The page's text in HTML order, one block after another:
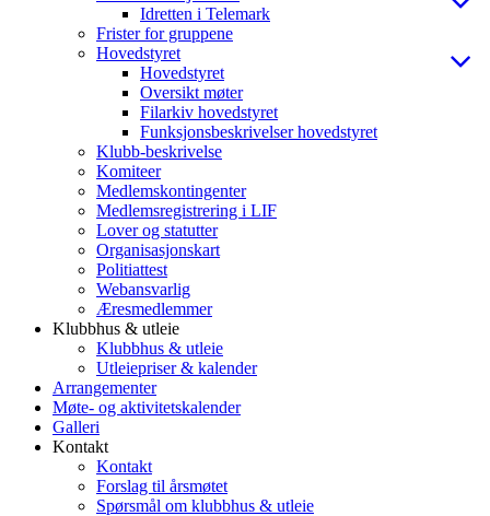
Idretten i Telemark
Frister for gruppene
Hovedstyret
Hovedstyret
Oversikt møter
Filarkiv hovedstyret
Funksjonsbeskrivelser hovedstyret
Klubb-beskrivelse
Komiteer
Medlemskontingenter
Medlemsregistrering i LIF
Lover og statutter
Organisasjonskart
Politiattest
Webansvarlig
Æresmedlemmer
Klubbhus & utleie
Klubbhus & utleie
Utleiepriser & kalender
Arrangementer
Møte- og aktivitetskalender
Galleri
Kontakt
Kontakt
Forslag til årsmøtet
Spørsmål om klubbhus & utleie